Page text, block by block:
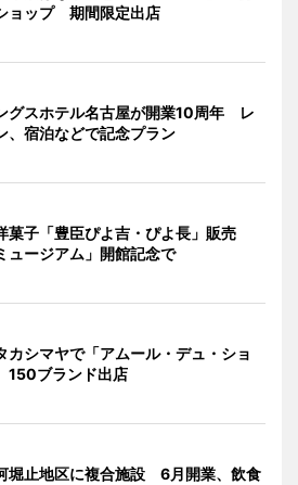
ョップ 期間限定出店
グスホテル名古屋が開業10周年 レ
、宿泊などで記念プラン
菓子「豊臣ぴよ吉・ぴよ長」販売
ュージアム」開館記念で
カシマヤで「アムール・デュ・ショ
ブランド出店
堀止地区に複合施設 6月開業、飲食